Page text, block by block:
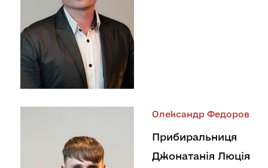
Олександр Федоров
Прибиральниця
Джонатанія Люція